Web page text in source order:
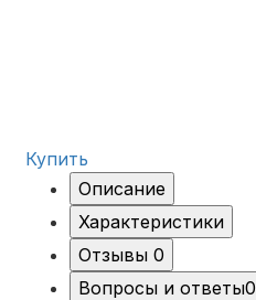
Купить
Описание
Характеристики
Отзывы 0
Вопросы и ответы0